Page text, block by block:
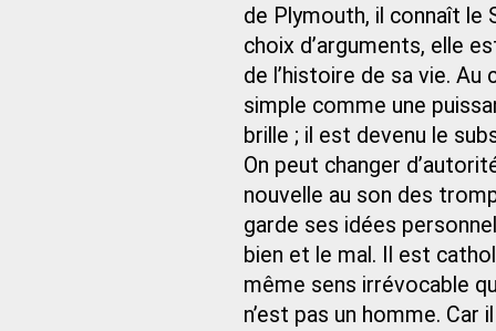
de Plymouth, il connaît le
choix d’arguments, elle
de l’histoire de sa vie.
simple comme une
brille ; il est devenu le
On peut changer
nouvelle au son des
garde ses idées
bien et le mal. Il est
même sens irrévocable
n’est pas un homme. Car